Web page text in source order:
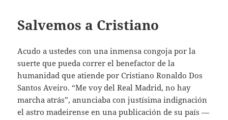
Salvemos a Cristiano
Acudo a ustedes con una inmensa congoja por la
suerte que pueda correr el benefactor de la
humanidad que atiende por Cristiano Ronaldo Dos
Santos Aveiro. “Me voy del Real Madrid, no hay
marcha atrás”, anunciaba con justísima indignación
el astro madeirense en una publicación de su país —